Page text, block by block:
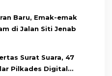
Baru, Emak-emak
di Jalan Siti Jenab
Surat Suara, 47
Pilkades Digital